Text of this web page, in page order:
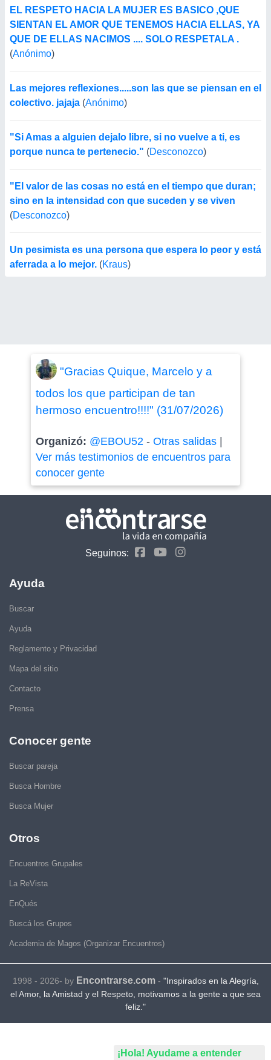
¡Hola! Ayudame a entender
EL RESPETO HACIA LA MUJER ES BASICO ,QUE
SIENTAN EL AMOR QUE TENEMOS HACIA ELLAS, YA
QUE DE ELLAS NACIMOS .... SOLO RESPETALA .
(Anónimo)
Las mejores reflexiones.....son las que se piensan en el
colectivo. jajaja (Anónimo)
"Si Amas a alguien dejalo libre, si no vuelve a ti, es
porque nunca te pertenecio." (Desconozco)
"El valor de las cosas no está en el tiempo que duran;
sino en la intensidad con que suceden y se viven
(Desconozco)
Un pesimista es una persona que espera lo peor y está
aferrada a lo mejor. (Kraus)
"Gracias Quique, Marcelo y a
todos los que participan de tan
hermoso encuentro!!!!" (31/07/2026)
Organizó: @EBOU52- Otras salidas|
Ver más testimonios de encuentros para
conocer gente
Seguinos:
Ayuda
Buscar
Ayuda
Reglamento y Privacidad
Mapa del sitio
Contacto
Prensa
Conocer gente
Buscar pareja
Busca Hombre
Busca Mujer
Otros
Encuentros Grupales
La ReVista
EnQués
Buscá los Grupos
Academia de Magos (Organizar Encuentros)
1998 - 2026- by Encontrarse.com- "Inspirados en la Alegría,
el Amor, la Amistad y el Respeto, motivamos a la gente a que sea
feliz."